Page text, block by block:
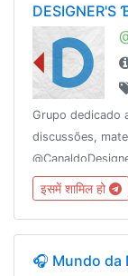
DESIGNER'S
Grupo dedicado
discussões,
इसमें शामिल हो
🎧 Mundo da